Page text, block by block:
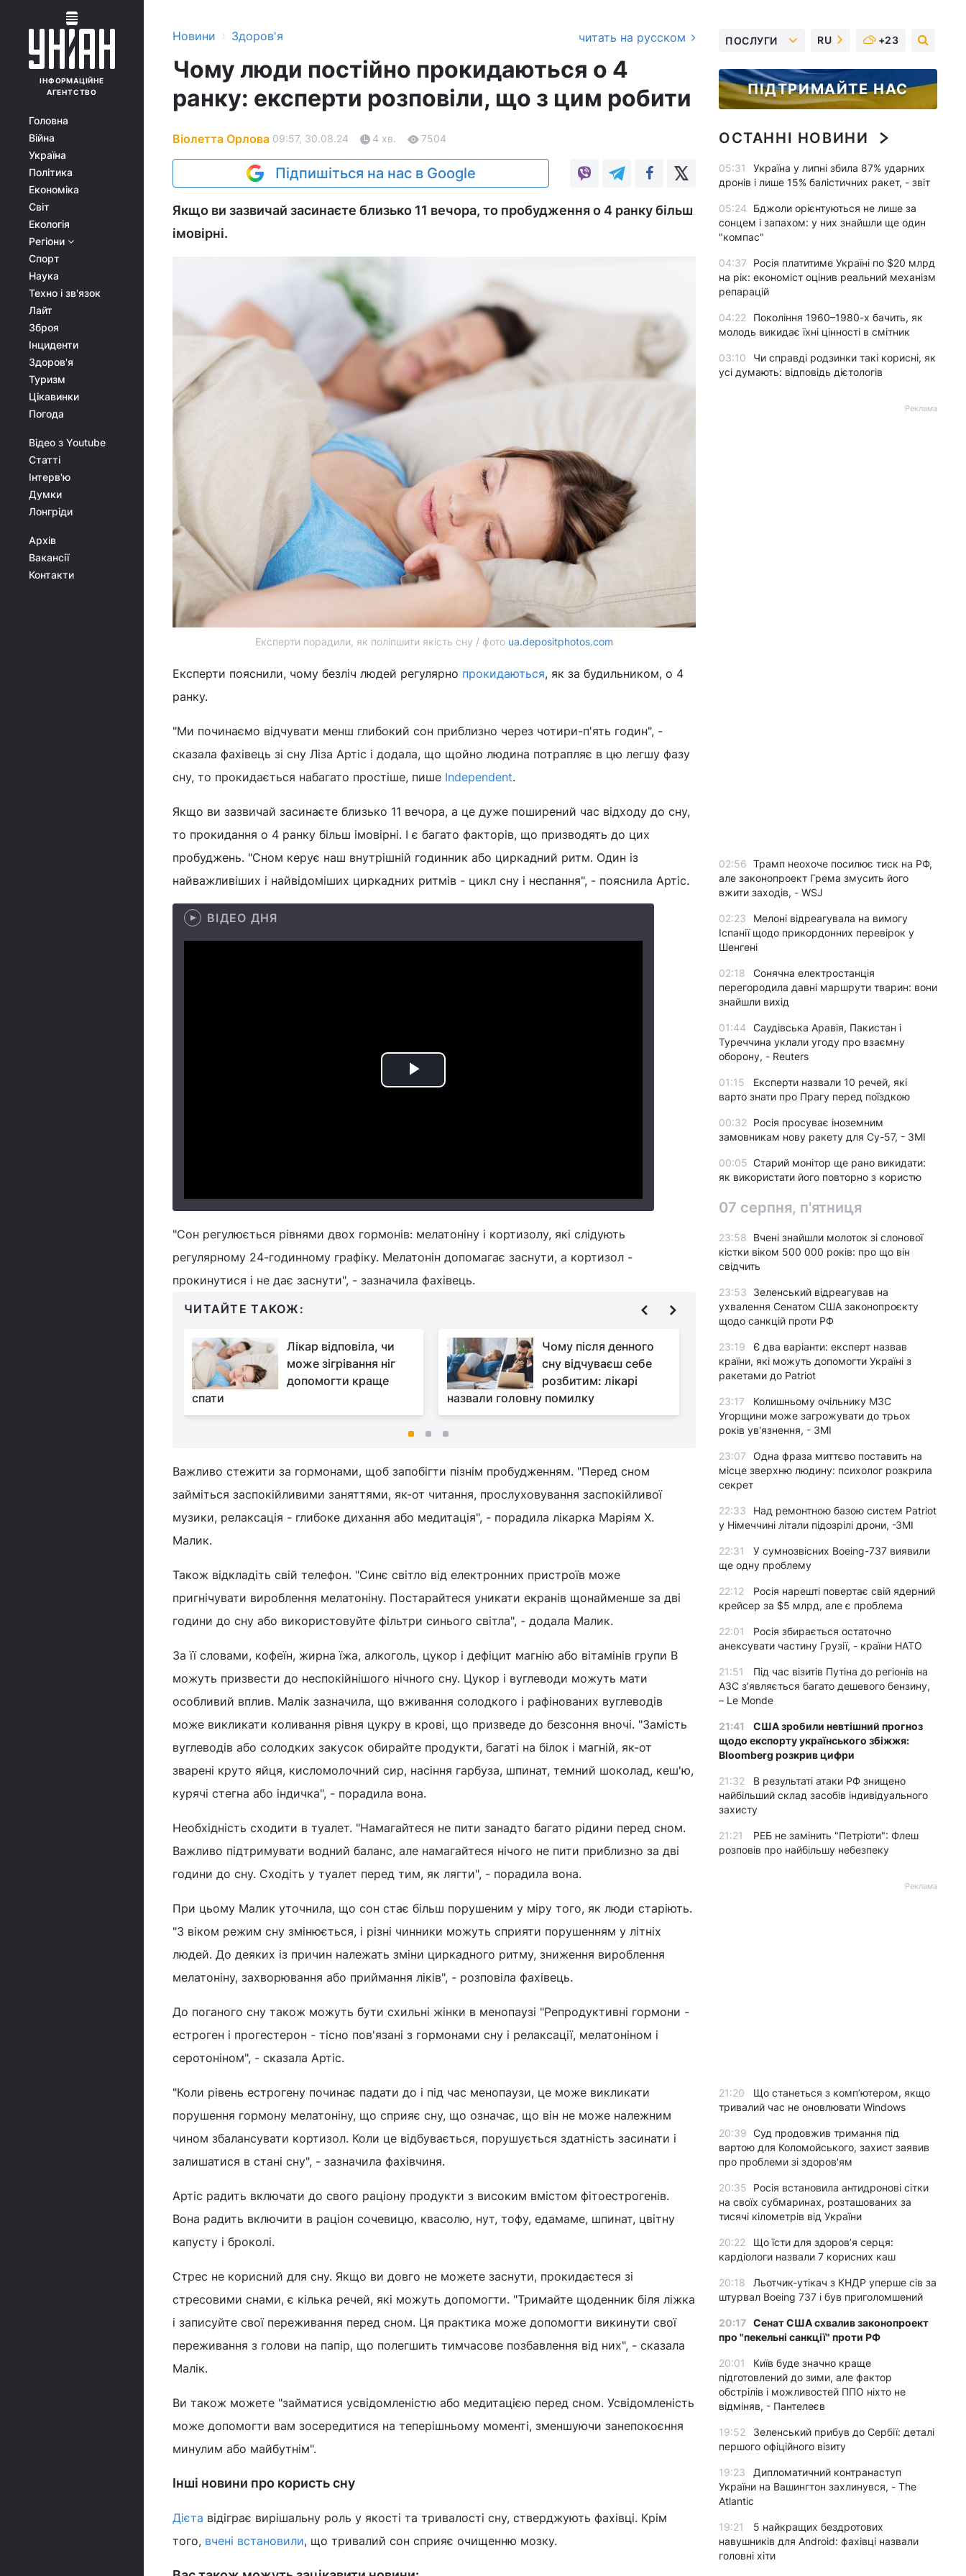
ІНФОРМАЦІЙНЕ
АГЕНТСТВО
Головна
Війна
Україна
Політика
Економіка
Світ
Екологія
Регіони
Спорт
Наука
Техно і зв'язок
Лайт
Зброя
Інциденти
Здоров'я
Туризм
Цікавинки
Погода
Відео з Youtube
Статті
Інтерв'ю
Думки
Лонгріди
Архів
Вакансії
Контакти
Новини › Здоров'я читать на русском
Чому люди постійно прокидаються о 4
ранку: експерти розповіли, що з цим робити
Віолетта Орлова 09:57, 30.08.24 4 хв. 7504
Підпишіться на нас в Google
Якщо ви зазвичай засинаєте близько 11 вечора, то пробудження о 4 ранку більш
імовірні.
Експерти порадили, як поліпшити якість сну / фото ua.depositphotos.com
Експерти пояснили, чому безліч людей регулярно прокидаються, як за будильником, о 4
ранку.
"Ми починаємо відчувати менш глибокий сон приблизно через чотири-п'ять годин", -
сказала фахівець зі сну Ліза Артіс і додала, що щойно людина потрапляє в цю легшу фазу
сну, то прокидається набагато простіше, пише Independent.
Якщо ви зазвичай засинаєте близько 11 вечора, а це дуже поширений час відходу до сну,
то прокидання о 4 ранку більш імовірні. І є багато факторів, що призводять до цих
пробуджень. "Сном керує наш внутрішній годинник або циркадний ритм. Один із
найважливіших і найвідоміших циркадних ритмів - цикл сну і неспання", - пояснила Артіс.
ВІДЕО ДНЯ
Play
"Сон регулюється рівнями двох гормонів: мелатоніну і кортизолу, які слідують
регулярному 24-годинному графіку. Мелатонін допомагає заснути, а кортизол -
прокинутися і не дає заснути", - зазначила фахівець.
ЧИТАЙТЕ ТАКОЖ:
Лікар відповіла, чи
може зігрівання ніг
допомогти краще
спати
Чому після денного
сну відчуваєш себе
розбитим: лікарі
назвали головну помилку
Оксфордський
нейробіолог
поділився секретами
щодо поліпшення сну і пам'яті
Важливо стежити за гормонами, щоб запобігти пізнім пробудженням. "Перед сном
займіться заспокійливими заняттями, як-от читання, прослуховування заспокійливої
музики, релаксація - глибоке дихання або медитація", - порадила лікарка Маріям Х.
Малик.
Також відкладіть свій телефон. "Синє світло від електронних пристроїв може
пригнічувати вироблення мелатоніну. Постарайтеся уникати екранів щонайменше за дві
години до сну або використовуйте фільтри синього світла", - додала Малик.
За її словами, кофеїн, жирна їжа, алкоголь, цукор і дефіцит магнію або вітамінів групи В
можуть призвести до неспокійнішого нічного сну. Цукор і вуглеводи можуть мати
особливий вплив. Малік зазначила, що вживання солодкого і рафінованих вуглеводів
може викликати коливання рівня цукру в крові, що призведе до безсоння вночі. "Замість
вуглеводів або солодких закусок обирайте продукти, багаті на білок і магній, як-от
зварені круто яйця, кисломолочний сир, насіння гарбуза, шпинат, темний шоколад, кеш'ю,
курячі стегна або індичка", - порадила вона.
Необхідність сходити в туалет. "Намагайтеся не пити занадто багато рідини перед сном.
Важливо підтримувати водний баланс, але намагайтеся нічого не пити приблизно за дві
години до сну. Сходіть у туалет перед тим, як лягти", - порадила вона.
При цьому Малик уточнила, що сон стає більш порушеним у міру того, як люди старіють.
"З віком режим сну змінюється, і різні чинники можуть сприяти порушенням у літніх
людей. До деяких із причин належать зміни циркадного ритму, зниження вироблення
мелатоніну, захворювання або приймання ліків", - розповіла фахівець.
До поганого сну також можуть бути схильні жінки в менопаузі "Репродуктивні гормони -
естроген і прогестерон - тісно пов'язані з гормонами сну і релаксації, мелатоніном і
серотоніном", - сказала Артіс.
"Коли рівень естрогену починає падати до і під час менопаузи, це може викликати
порушення гормону мелатоніну, що сприяє сну, що означає, що він не може належним
чином збалансувати кортизол. Коли це відбувається, порушується здатність засинати і
залишатися в стані сну", - зазначила фахівчиня.
Артіс радить включати до свого раціону продукти з високим вмістом фітоестрогенів.
Вона радить включити в раціон сочевицю, квасолю, нут, тофу, едамаме, шпинат, цвітну
капусту і броколі.
Стрес не корисний для сну. Якщо ви довго не можете заснути, прокидаєтеся зі
стресовими снами, є кілька речей, які можуть допомогти. "Тримайте щоденник біля ліжка
і записуйте свої переживання перед сном. Ця практика може допомогти викинути свої
переживання з голови на папір, що полегшить тимчасове позбавлення від них", - сказала
Малік.
Ви також можете "займатися усвідомленістю або медитацією перед сном. Усвідомленість
може допомогти вам зосередитися на теперішньому моменті, зменшуючи занепокоєння
минулим або майбутнім".
Інші новини про користь сну
Дієта відіграє вирішальну роль у якості та тривалості сну, стверджують фахівці. Крім
того, вчені встановили, що тривалий сон сприяє очищенню мозку.
ПОСЛУГИ RU +23
ПІДТРИМАЙТЕ НАС
ОСТАННІ НОВИНИ
05:31
Україна у липні збила 87% ударних
дронів і лише 15% балістичних ракет, - звіт
05:24
Бджоли орієнтуються не лише за
сонцем і запахом: у них знайшли ще один
"компас"
04:37
Росія платитиме Україні по $20 млрд
на рік: економіст оцінив реальний механізм
репарацій
04:22
Покоління 1960–1980-х бачить, як
молодь викидає їхні цінності в смітник
03:10
Чи справді родзинки такі корисні, як
усі думають: відповідь дієтологів
Реклама
02:56 Трамп неохоче посилює тиск на РФ,
але законопроект Грема змусить його
вжити заходів, - WSJ
02:23
Мелоні відреагувала на вимогу
Іспанії щодо прикордонних перевірок у
Шенгені
02:18
Сонячна електростанція
перегородила давні маршрути тварин: вони
знайшли вихід
01:44
Саудівська Аравія, Пакистан і
Туреччина уклали угоду про взаємну
оборону, - Reuters
01:15
Експерти назвали 10 речей, які
варто знати про Прагу перед поїздкою
00:32
Росія просуває іноземним
замовникам нову ракету для Су-57, - ЗМІ
00:05 Старий монітор ще рано викидати:
як використати його повторно з користю
07 серпня, п'ятниця
23:58
Вчені знайшли молоток зі слонової
кістки віком 500 000 років: про що він
свідчить
23:53
Зеленський відреагував на
ухвалення Сенатом США законопроєкту
щодо санкцій проти РФ
23:19
Є два варіанти: експерт назвав
країни, які можуть допомогти Україні з
ракетами до Patriot
23:17
Колишньому очільнику МЗС
Угорщини може загрожувати до трьох
років ув'язнення, - ЗМІ
23:07
Одна фраза миттєво поставить на
місце зверхню людину: психолог розкрила
секрет
22:33
Над ремонтною базою систем Patriot
у Німеччині літали підозрілі дрони, -ЗМІ
22:31
У сумнозвісних Boeing-737 виявили
ще одну проблему
22:12
Росія нарешті повертає свій ядерний
крейсер за $5 млрд, але є проблема
22:01
Росія збирається остаточно
анексувати частину Грузії, - країни НАТО
21:51
Під час візитів Путіна до регіонів на
АЗС з’являється багато дешевого бензину,
– Le Monde
21:41
США зробили невтішний прогноз
щодо експорту українського збіжжя:
Bloomberg розкрив цифри
21:32
В результаті атаки РФ знищено
найбільший склад засобів індивідуального
захисту
21:21
РЕБ не замінить "Петріоти": Флеш
розповів про найбільшу небезпеку
Реклама
21:20
Що станеться з комп’ютером, якщо
тривалий час не оновлювати Windows
20:39 Суд продовжив тримання під
вартою для Коломойського, захист заявив
про проблеми зі здоров'ям
20:35
Росія встановила антидронові сітки
на своїх субмаринах, розташованих за
тисячі кілометрів від України
20:22
Що їсти для здоров’я серця:
кардіологи назвали 7 корисних каш
20:18
Льотчик-утікач з КНДР уперше сів за
штурвал Boeing 737 і був приголомшений
20:17 Сенат США схвалив законопроект
про "пекельні санкції" проти РФ
20:01
Київ буде значно краще
підготовлений до зими, але фактор
обстрілів і можливостей ППО ніхто не
відміняв, - Пантелеєв
19:52
Зеленський прибув до Сербії: деталі
першого офіційного візиту
19:23
Дипломатичний контранаступ
України на Вашингтон захлинувся, - The
Atlantic
19:21
5 найкращих бездротових
навушників для Android: фахівці назвали
головні хіти